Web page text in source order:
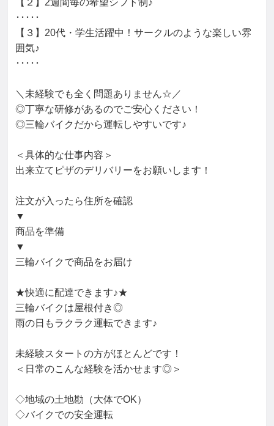
【２】2週間毎の希望シフト制♪
･････
【３】20代・学生活躍中！サークルのような楽しい雰
囲気♪
･････
＼未経験でも全く問題ありません☆／
◎丁寧な研修があるのでご安心ください！
◎三輪バイクだから運転しやすいです♪
＜具体的な仕事内容＞
出来立てピザのデリバリーをお願いします！
注文が入ったら住所を確認
▼
商品を準備
▼
三輪バイクで商品をお届け
★快適に配達できます♪★
三輪バイクは屋根付き◎
雨の日もラクラク運転できます♪
未経験スタートの方がほとんどです！
＜日常のこんな経験を活かせます◎＞
◇地域の土地勘（大体でOK）
◇バイクでの安全運転